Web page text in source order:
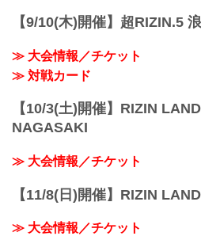
【9/10(木)開催】超RIZIN.5
≫ 大会情報／チケット
≫ 対戦カード
【10/3(土)開催】RIZIN
NAGASAKI
≫ 大会情報／チケット
【11/8(日)開催】RIZIN
≫ 大会情報／チケット